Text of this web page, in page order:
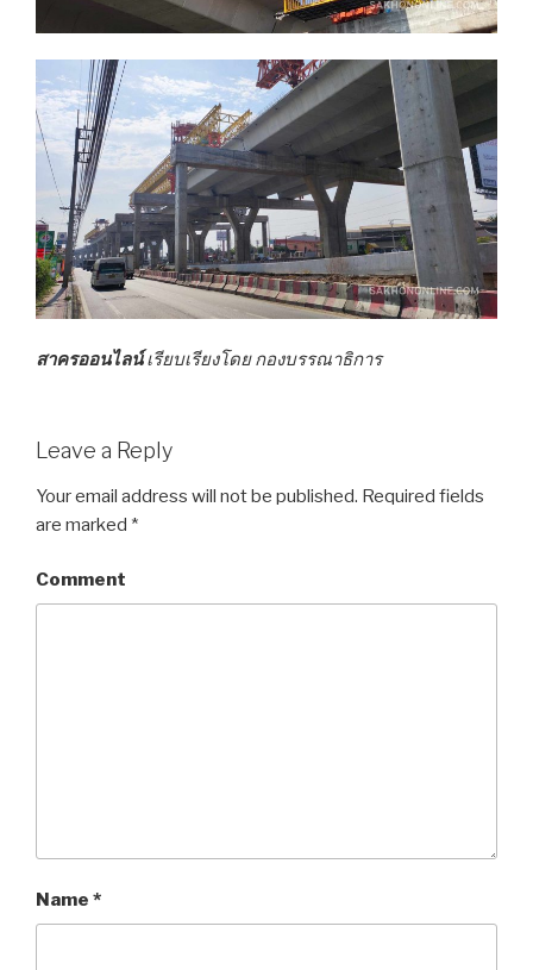
สาครออนไลน์เรียบเรียงโดย กองบรรณาธิการ
Leave a Reply
Your email address will not be published. Required fields
are marked *
Comment
Name *